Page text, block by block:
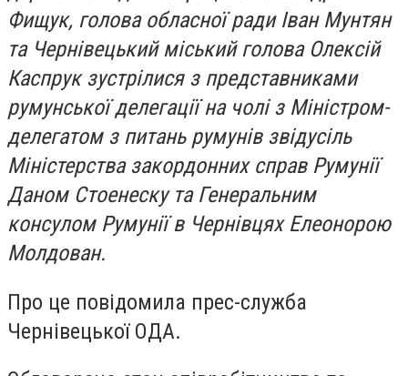
Фищук, голова обласної ради Іван Мунтян
та Чернівецький міський голова Олексій
Каспрук зустрілися з представниками
румунської делегації на чолі з Міністром-
делегатом з питань румунів звідусіль
Міністерства закордонних справ Румунії
Даном Стоенеску та Генеральним
консулом Румунії в Чернівцях Елеонорою
Молдован.
Про це повідомила прес-служба
Чернівецької ОДА.